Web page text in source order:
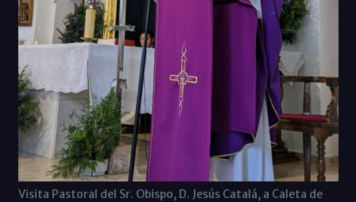
Visita Pastoral del Sr. Obispo, D. Jesús Catalá, a Caleta de